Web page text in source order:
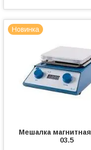
Новинка
Мешалка
03.5